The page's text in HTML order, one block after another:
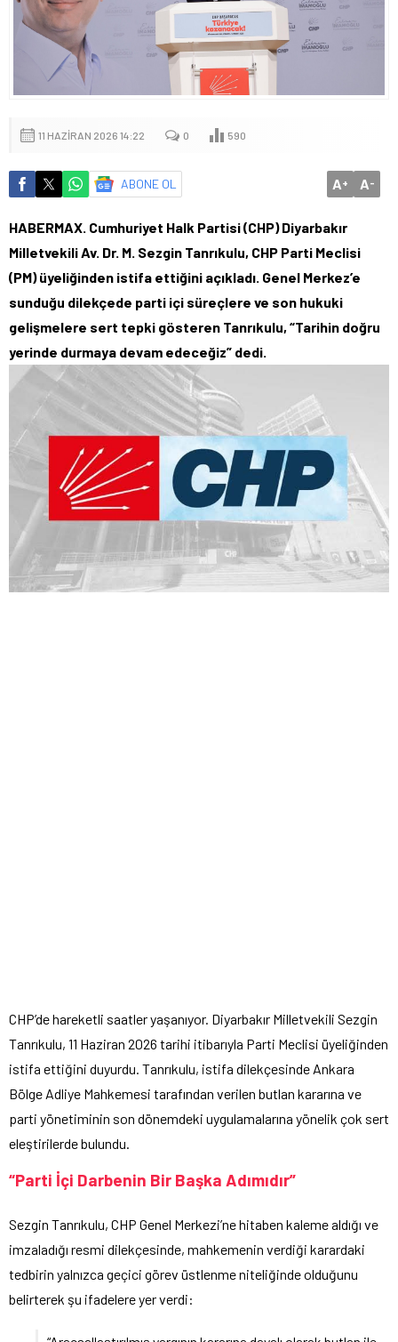
11 HAZIRAN 2026 14:22 0 590
ABONE OL A+ A-
HABERMAX. Cumhuriyet Halk Partisi (CHP) Diyarbakır
Milletvekili Av. Dr. M. Sezgin Tanrıkulu, CHP Parti Meclisi
(PM) üyeliğinden istifa ettiğini açıkladı. Genel Merkez’e
sunduğu dilekçede parti içi süreçlere ve son hukuki
gelişmelere sert tepki gösteren Tanrıkulu, “Tarihin doğru
yerinde durmaya devam edeceğiz” dedi.
CHP’de hareketli saatler yaşanıyor. Diyarbakır Milletvekili Sezgin
Tanrıkulu, 11 Haziran 2026 tarihi itibarıyla Parti Meclisi üyeliğinden
istifa ettiğini duyurdu. Tanrıkulu, istifa dilekçesinde Ankara
Bölge Adliye Mahkemesi tarafından verilen butlan kararına ve
parti yönetiminin son dönemdeki uygulamalarına yönelik çok sert
eleştirilerde bulundu.
“Parti İçi Darbenin Bir Başka Adımıdır”
Sezgin Tanrıkulu, CHP Genel Merkezi’ne hitaben kaleme aldığı ve
imzaladığı resmi dilekçesinde, mahkemenin verdiği karardaki
tedbirin yalnızca geçici görev üstlenme niteliğinde olduğunu
belirterek şu ifadelere yer verdi: